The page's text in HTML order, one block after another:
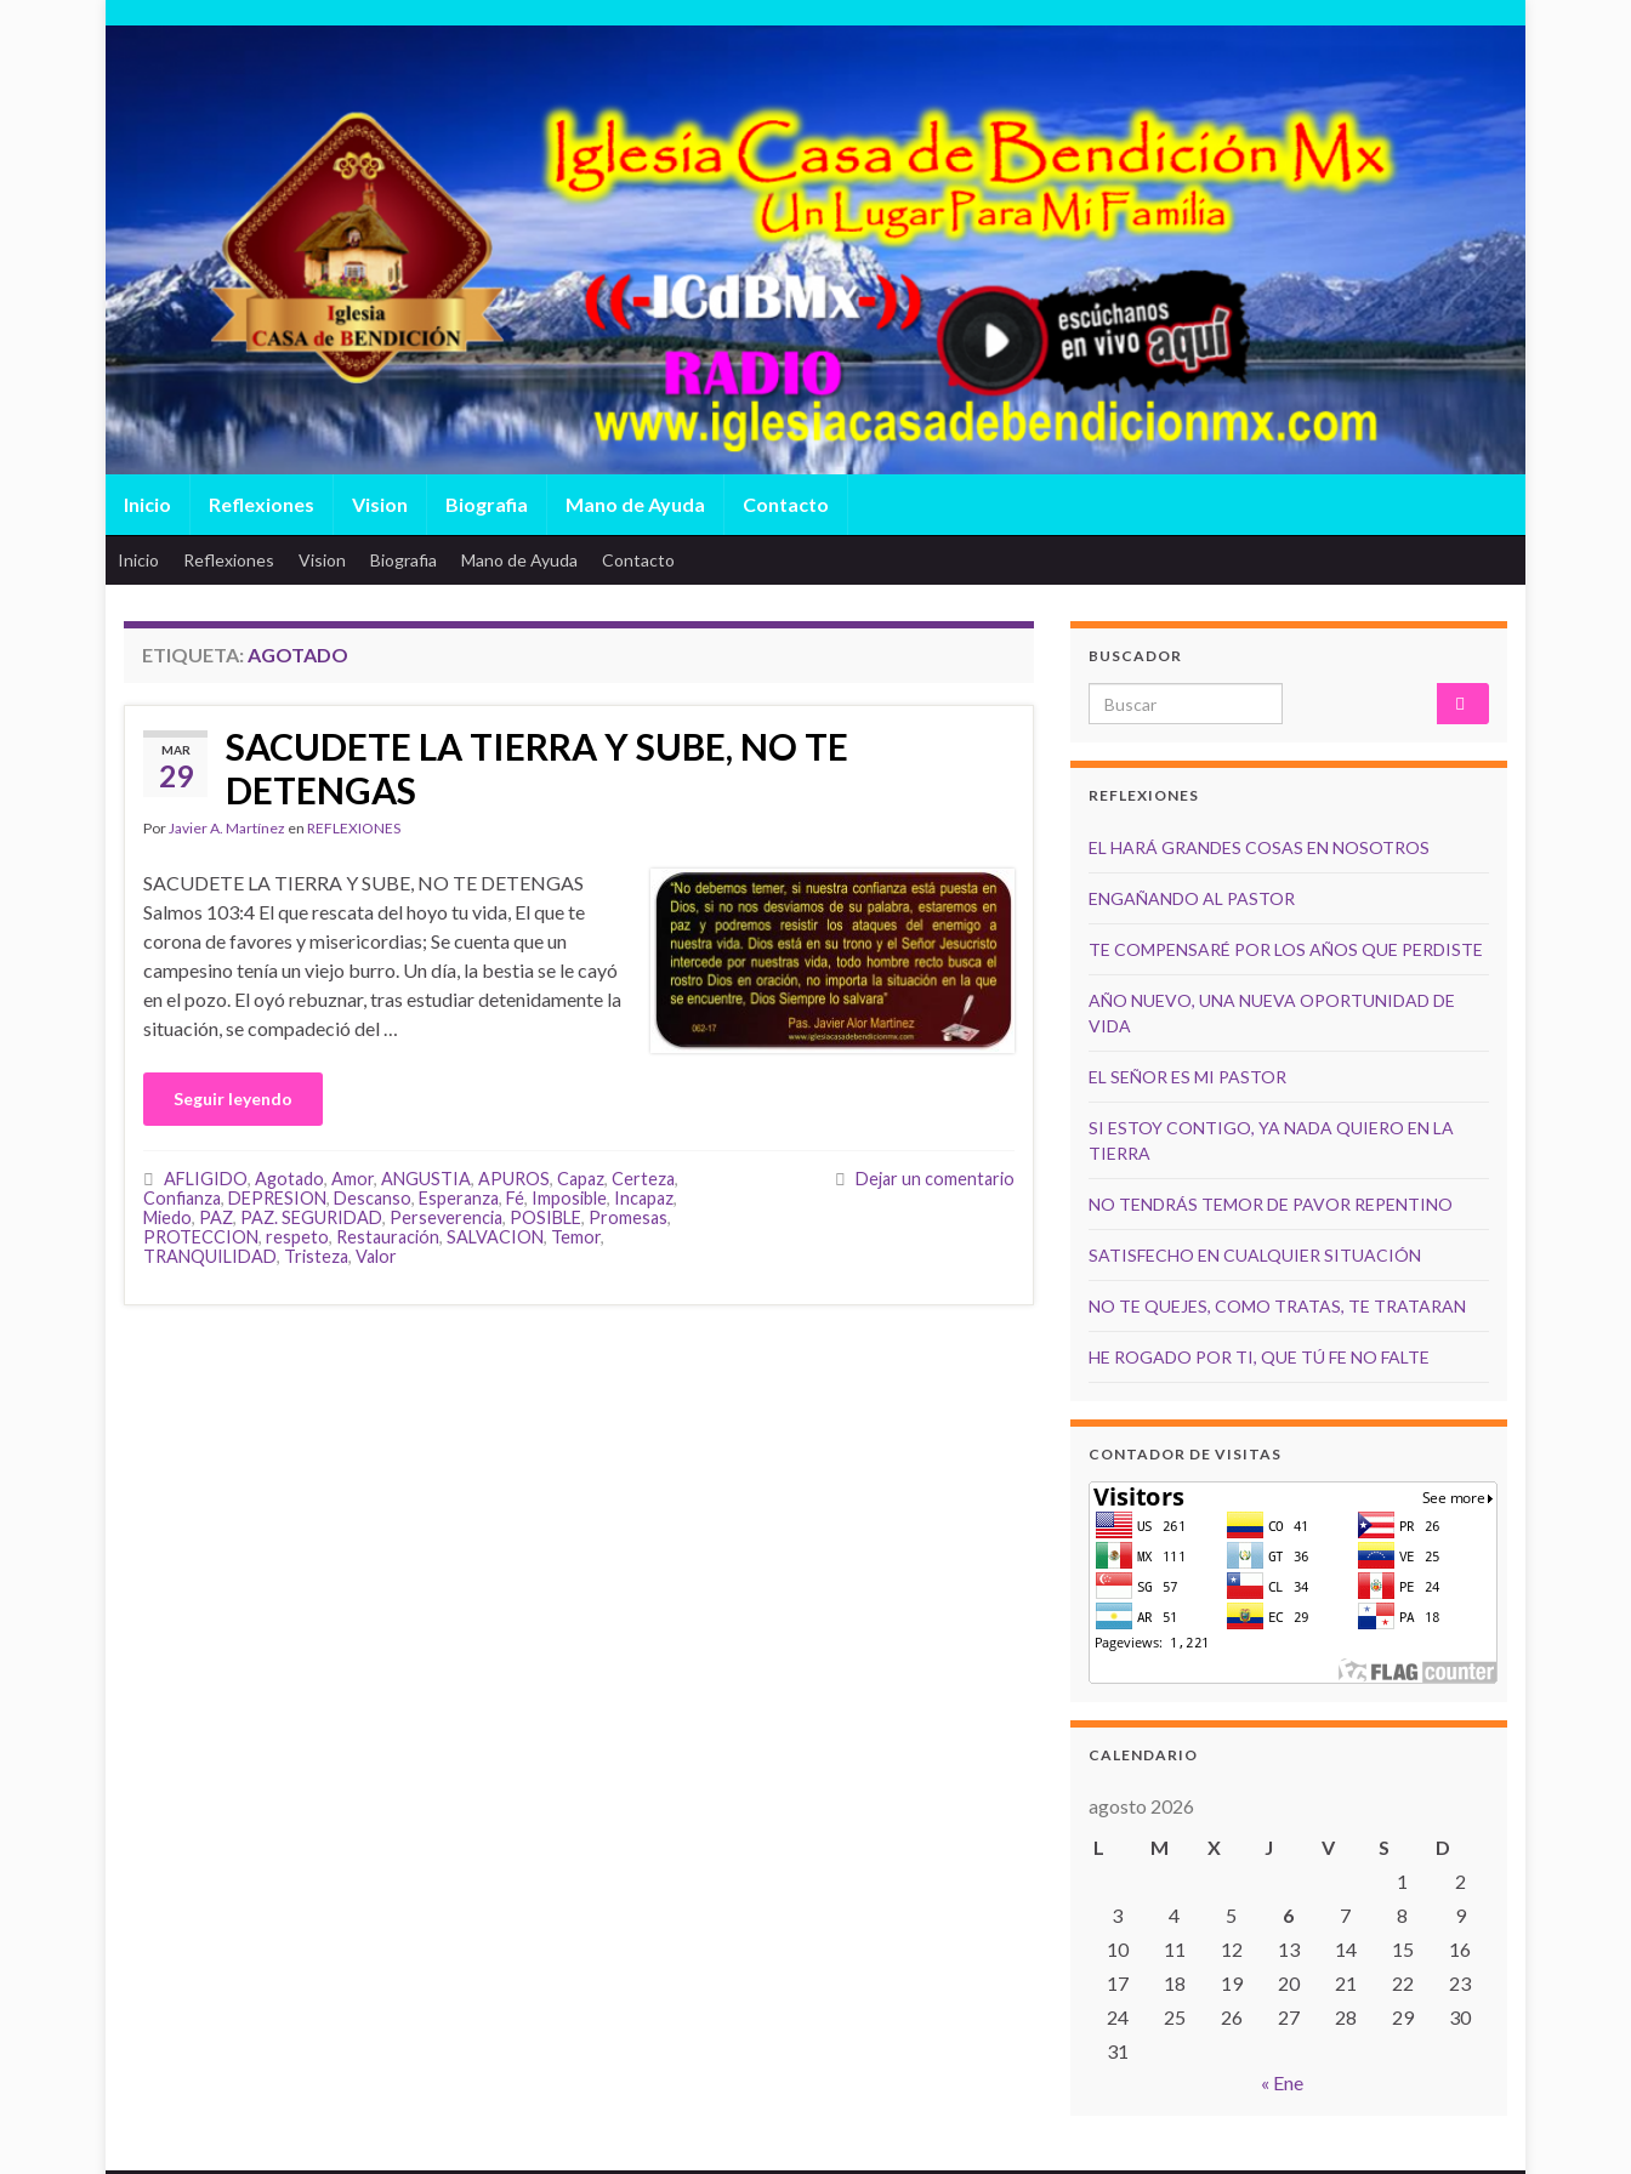
Inicio Reflexiones Vision Biografia Mano de Ayuda Contacto
Inicio Reflexiones Vision Biografia Mano de Ayuda Contacto
ETIQUETA: AGOTADO
MAR
29
SACUDETE LA TIERRA Y SUBE, NO TE
DETENGAS
PorJavier A. Martínez en REFLEXIONES
SACUDETE LA TIERRA Y SUBE, NO TE DETENGAS
Salmos 103:4 El que rescata del hoyo tu vida, El que te
corona de favores y misericordias; Se cuenta que un
campesino tenía un viejo burro. Un día, la bestia se le cayó
en el pozo. El oyó rebuznar, tras estudiar detenidamente la
situación, se compadeció del …
Seguir leyendo
AFLIGIDO, Agotado, Amor, ANGUSTIA, APUROS, Capaz, Certeza,
Confianza, DEPRESION, Descanso, Esperanza, Fé, Imposible, Incapaz,
Miedo, PAZ, PAZ. SEGURIDAD, Perseverencia, POSIBLE, Promesas,
PROTECCION, respeto, Restauración, SALVACION, Temor,
TRANQUILIDAD, Tristeza, Valor
Dejar un comentario
BUSCADOR
Search for:
REFLEXIONES
EL HARÁ GRANDES COSAS EN NOSOTROS
ENGAÑANDO AL PASTOR
TE COMPENSARÉ POR LOS AÑOS QUE PERDISTE
AÑO NUEVO, UNA NUEVA OPORTUNIDAD DE
VIDA
EL SEÑOR ES MI PASTOR
SI ESTOY CONTIGO, YA NADA QUIERO EN LA
TIERRA
NO TENDRÁS TEMOR DE PAVOR REPENTINO
SATISFECHO EN CUALQUIER SITUACIÓN
NO TE QUEJES, COMO TRATAS, TE TRATARAN
HE ROGADO POR TI, QUE TÚ FE NO FALTE
CONTADOR DE VISITAS
CALENDARIO
agosto 2026
L
M X J V S
D
1
2
3
4 5 6 7 8
9
10
11 12 13 14 15
16
17
18 19 20 21 22
23
24
25 26 27 28 29
30
31
« Ene